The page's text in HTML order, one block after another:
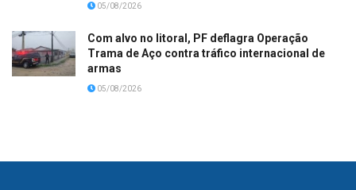
05/08/2026
Com alvo no litoral, PF deflagra Operação
Trama de Aço contra tráfico internacional de
armas
05/08/2026